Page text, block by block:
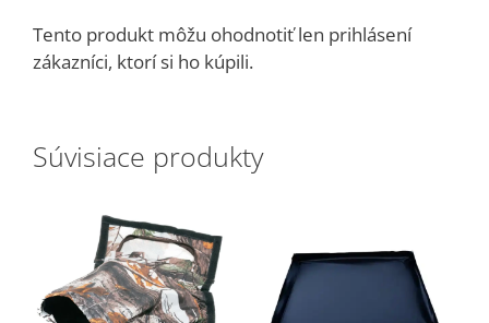
Tento produkt môžu ohodnotiť len prihlásení
zákazníci, ktorí si ho kúpili.
Súvisiace produkty